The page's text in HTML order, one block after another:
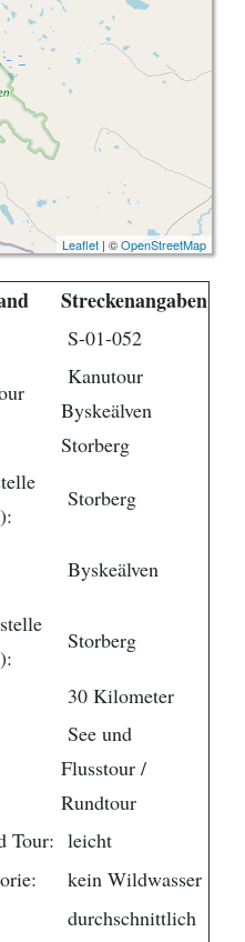
Leaflet | ©OpenStreetMap
Streckenangaben
S-01-052
Kanutour
Byskeälven
Storberg
Storberg
Byskeälven
Storberg
30 Kilometer
See und
Flusstour /
Rundtour
Tour: leicht
kein Wildwasser
durchschnittlich